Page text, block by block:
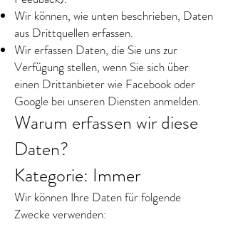
Wir können, wie unten beschrieben, Daten
aus Drittquellen erfassen.
Wir erfassen Daten, die Sie uns zur
Verfügung stellen, wenn Sie sich über
einen Drittanbieter wie Facebook oder
Google bei unseren Diensten anmelden.
Warum erfassen wir diese
Daten?
Kategorie: Immer
Wir können Ihre Daten für folgende
Zwecke verwenden: